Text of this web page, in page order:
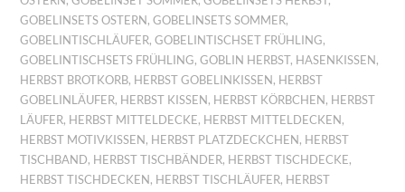
GOBELINSETS OSTERN ,GOBELINSETS SOMMER,
GOBELINTISCHLÄUFER,GOBELINTISCHSET FRÜHLING,
GOBELINTISCHSETS FRÜHLING,GOBLIN HERBST, HASENKISSEN ,
HERBST BROTKORB, HERBST GOBELINKISSEN , HERBST
GOBELINLÄUFER, HERBST KISSEN , HERBST KÖRBCHEN , HERBST
LÄUFER, HERBST MITTELDECKE, HERBST MITTELDECKEN ,
HERBST MOTIVKISSEN , HERBST PLATZDECKCHEN , HERBST
TISCHBAND, HERBST TISCHBÄNDER, HERBST TISCHDECKE,
HERBST TISCHDECKEN , HERBST TISCHLÄUFER, HERBST